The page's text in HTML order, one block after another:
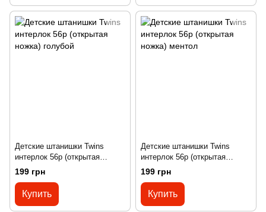
Детские штанишки Twins
интерлок 56р (открытая
ножка) голубой
199 грн
Купить
Детские штанишки Twins
интерлок 56р (открытая
ножка) ментол
199 грн
Купить